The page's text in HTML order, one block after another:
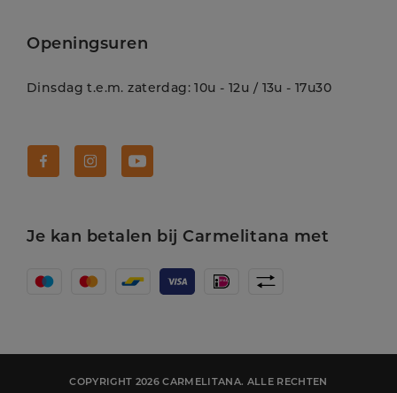
Openingsuren
Dinsdag t.e.m. zaterdag: 10u - 12u / 13u - 17u30
Je kan betalen bij Carmelitana met
COPYRIGHT 2026 CARMELITANA. ALLE RECHTEN